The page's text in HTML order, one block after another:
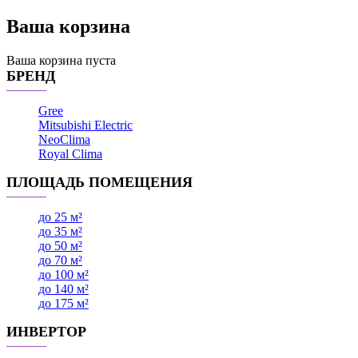
Ваша корзина
Ваша корзина пуста
БРЕНД
Gree
Mitsubishi Electric
NeoClima
Royal Clima
ПЛОЩАДЬ ПОМЕЩЕНИЯ
до 25 м²
до 35 м²
до 50 м²
до 70 м²
до 100 м²
до 140 м²
до 175 м²
ИНВЕРТОР